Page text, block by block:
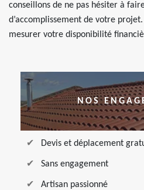
conseillons de ne pas hésiter à
d’accomplissement de votre
mesurer votre disponibilité
NOS
Devis et déplacement
Sans engagement
Artisan passionné